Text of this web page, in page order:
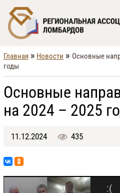
Главная » Новости » Основные
годы
Основные
на 2024 – 2025
11.12.2024 435